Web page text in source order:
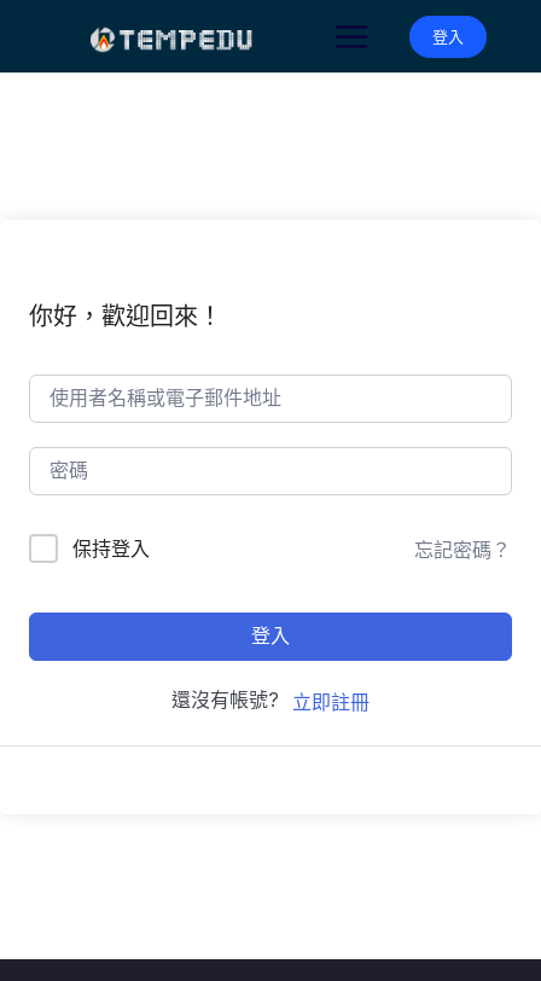
登入
你好，歡迎回來！
保持登入 忘記密碼？
登入
還沒有帳號? 立即註冊